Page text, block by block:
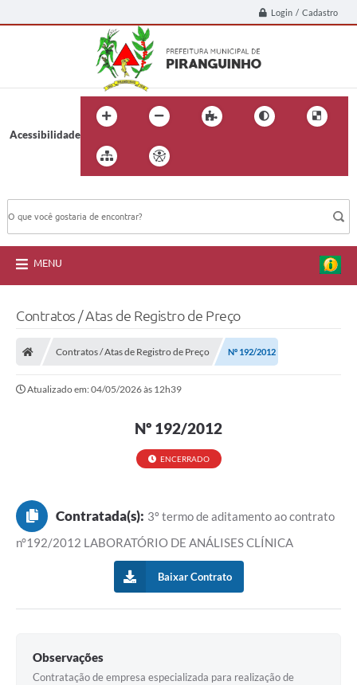
Login / Cadastro
Acessibilidade
MENU
Contratos / Atas de Registro de Preço
Contratos / Atas de Registro de Preço Nº 192/2012
Atualizado em: 04/05/2026 às 12h39
Nº 192/2012
ENCERRADO
Contratada(s): 3º termo de aditamento ao contrato
n°192/2012 LABORATÓRIO DE ANÁLISES CLÍNICA
Baixar Contrato
Observações
Contratação de empresa especializada para realização de